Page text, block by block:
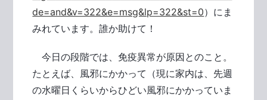
de=and&v=322&e=msg&lp=322&st=0）にま
みれています。誰か助けて！
今日の段階では、免疫異常が原因とのこと。
たとえば、風邪にかかって（現に家内は、先週
の水曜日くらいからひどい風邪にかかっていま